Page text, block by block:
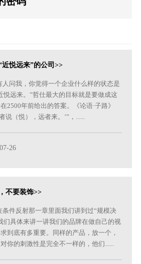
近悦远来”的公司>>
问我，你觉得一个企业什么样的状态是
悦远来。”哲仕最大的目标就是要做成这
2500年前给出的答案。《论语·子路》
说（悦），远者来。’”，......
26
不要装饰>>
件反射那一章里面我们讲到过“规模决
们具体来讲一讲我们的品牌在做自己的视
到底有多重要。同样的产品，放一个，
你的刺激性是完全不一样的，他们......